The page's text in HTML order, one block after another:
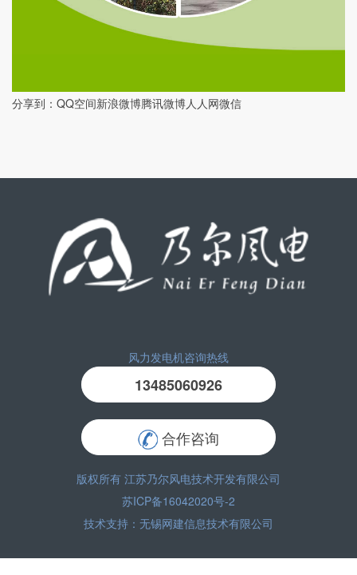
分享到： QQ空间新浪微博腾讯微博人人网微信
风力发电机咨询热线
13485060926
合作咨询
版权所有 江苏乃尔风电技术开发有限公司
苏ICP备16042020号-2
技术支持： 无锡网建信息技术有限公司